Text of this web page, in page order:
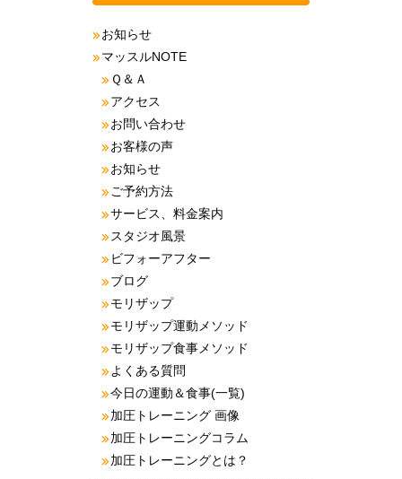
お知らせ
マッスルNOTE
Ｑ＆Ａ
アクセス
お問い合わせ
お客様の声
お知らせ
ご予約方法
サービス、料金案内
スタジオ風景
ビフォーアフター
ブログ
モリザップ
モリザップ運動メソッド
モリザップ食事メソッド
よくある質問
今日の運動＆食事(一覧)
加圧トレーニング 画像
加圧トレーニングコラム
加圧トレーニングとは？